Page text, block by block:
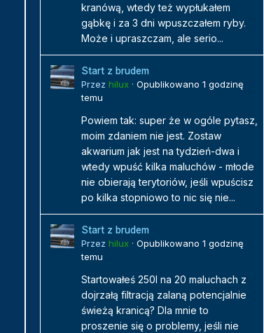
kranówą, wtedy też wypłukałem
gąbkę i za 3 dni wpuszczałem ryby.
Może i upraszczam, ale serio...
Start z brudem
Przez hilux · Opublikowano 1 godzinę
temu
Powiem tak: super że w ogóle pytasz,
moim zdaniem nie jest. Zostaw
akwarium jak jest na tydzień-dwa i
wtedy wpuść kilka maluchów - młode
nie obierają terytoriów, jeśli wpuścisz
po kilka stopniowo to nic się nie...
Start z brudem
Przez hilux · Opublikowano 1 godzinę
temu
Startowałeś 250l na 20 maluchach z
dojrzałą filtracją zalaną potencjalnie
świeżą kranicą? Dla mnie to
proszenie się o problemy, jeśli nie